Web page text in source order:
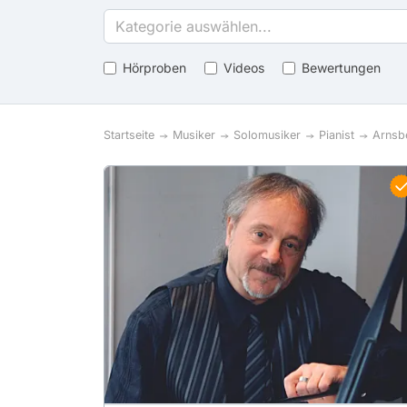
Kategorie auswählen...
Hörproben Videos Bewertungen
Startseite Musiker Solomusiker Pianist